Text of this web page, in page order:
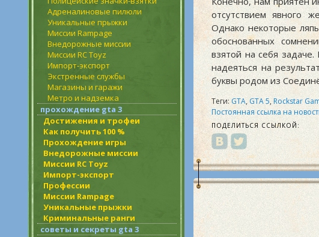
Адреналиновые пилюли
Уникальные прыжки
Миссии Rampage
Внедорожные миссии
Миссии RC Toyz
Импорт-экспорт
Экстренные службы
Магазины и гаражи
Метро и надземка
прохождение gta 3
Достижения и трофеи
Как получить 100 %
Прохождение игры
Внедорожные миссии
Миссии RC Toyz
Импорт-экспорт
Профессии
Миссии Rampage
Уникальные прыжки
Криминальные ранги
советы и секреты gta 3
отсутствием явного
Однако некоторые
обоснованных
взятой на себя
надеяться на
буквы родом из
Теги:GTA, GTA 5,Rockstar
Постоянная ссылка на
ПОДЕЛИТЬСЯ ССЫЛКОЙ: